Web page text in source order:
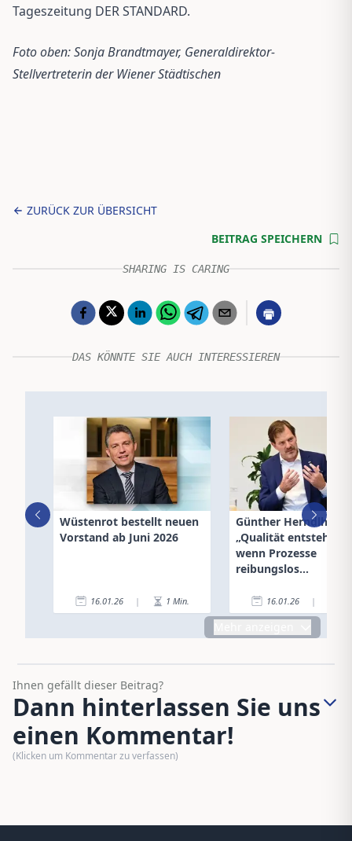
Tageszeitung DER STANDARD.
Foto oben: Sonja Brandtmayer, Generaldirektor-
Stellvertreterin der Wiener Städtischen
ZURÜCK ZUR ÜBERSICHT
BEITRAG SPEICHERN
SHARING IS CARING
DAS KÖNNTE SIE AUCH INTERESSIEREN
Wüstenrot bestellt neuen
Vorstand ab Juni 2026
16.01.26 | 1 Min.
Günther Herndlhofer:
„Qualität entsteht
wenn Prozesse
reibungslos
16.01.26 |
Ihnen gefällt dieser Beitrag?
Dann hinterlassen Sie uns
einen Kommentar!
(Klicken um Kommentar zu verfassen)